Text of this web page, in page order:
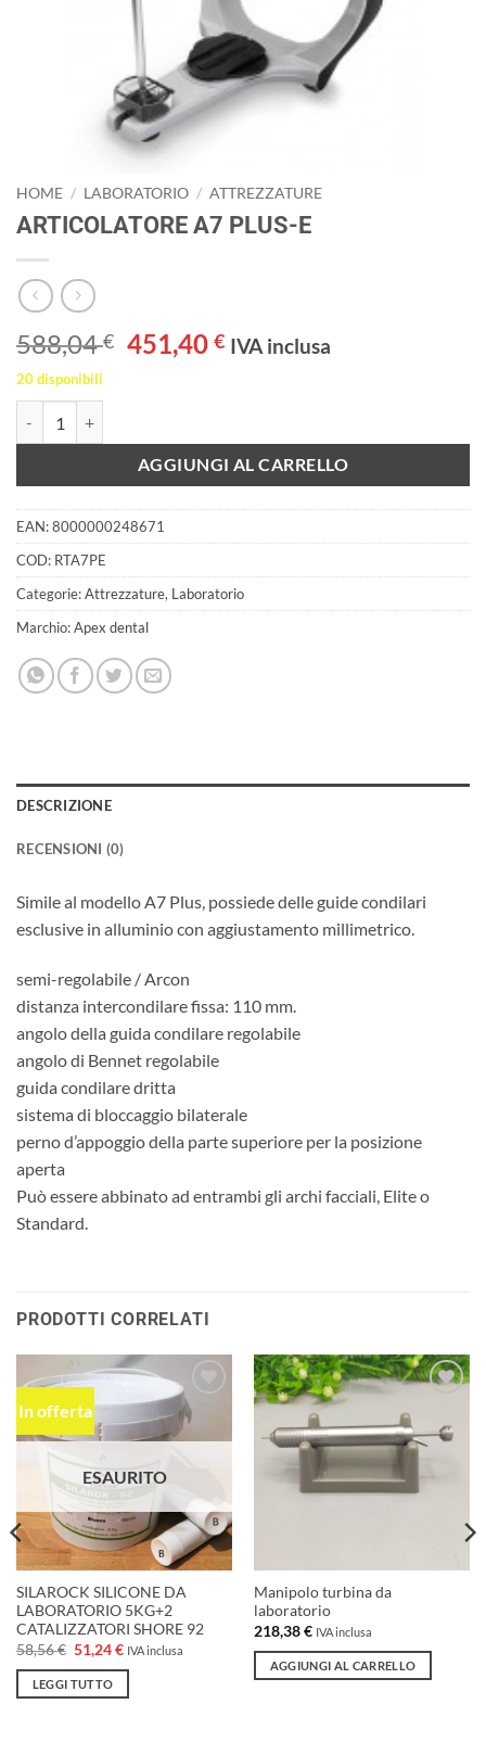
HOME / LABORATORIO / ATTREZZATURE
ARTICOLATORE A7 PLUS-E
588,04€ Il
prezzo
588,04 €.
451,40€Il
451,40 €.
IVA inclusa
20 disponibili
AGGIUNGI AL CARRELLO
EAN:8000000248671
COD: RTA7PE
Categorie:Attrezzature, Laboratorio
Marchio:Apex dental
DESCRIZIONE
RECENSIONI (0)
Simile al modello A7 Plus, possiede delle guide condilari
esclusive in alluminio con aggiustamento millimetrico.
semi-regolabile / Arcon
distanza intercondilare fissa: 110 mm.
angolo della guida condilare regolabile
angolo di Bennet regolabile
guida condilare dritta
sistema di bloccaggio bilaterale
perno d’appoggio della parte superiore per la posizione
aperta
Può essere abbinato ad entrambi gli archi facciali, Elite o
Standard.
PRODOTTI CORRELATI
In offerta
Aggiungi
alla lista
dei
ESAURITO
SILAROCK SILICONE DA
LABORATORIO 5KG+2
CATALIZZATORI SHORE 92
58,56€ Il
prezzo
originale
era:
51,24€Il
attuale
IVA inclusa
LEGGI TUTTO
alla lista
dei
desideri
Manipolo turbina da
laboratorio
218,38€ IVA inclusa
AGGIUNGI AL CARRELLO